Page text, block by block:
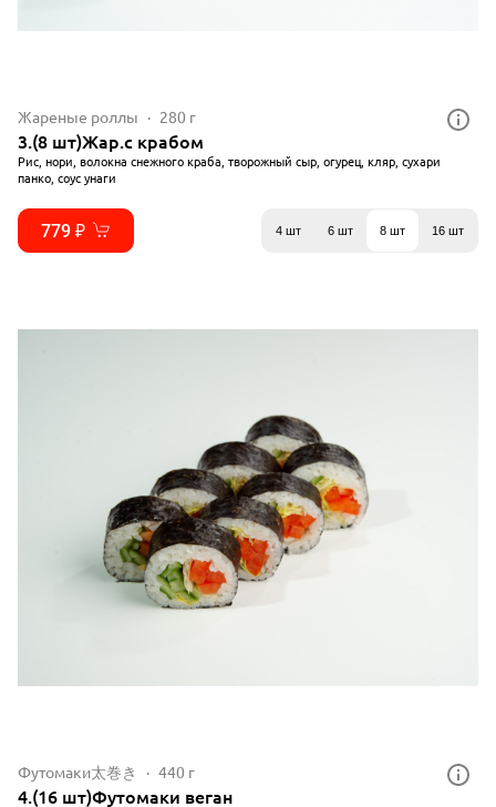
Жареные роллы 280 г
3.(8 шт)Жар.с крабом
Рис, нори, волокна снежного краба, творожный сыр, огурец, кляр, сухари
панко, соус унаги
779 ₽ 4 шт 6 шт 8 шт 16 шт
Футомаки太巻き 440 г
4.(16 шт)Футомаки веган